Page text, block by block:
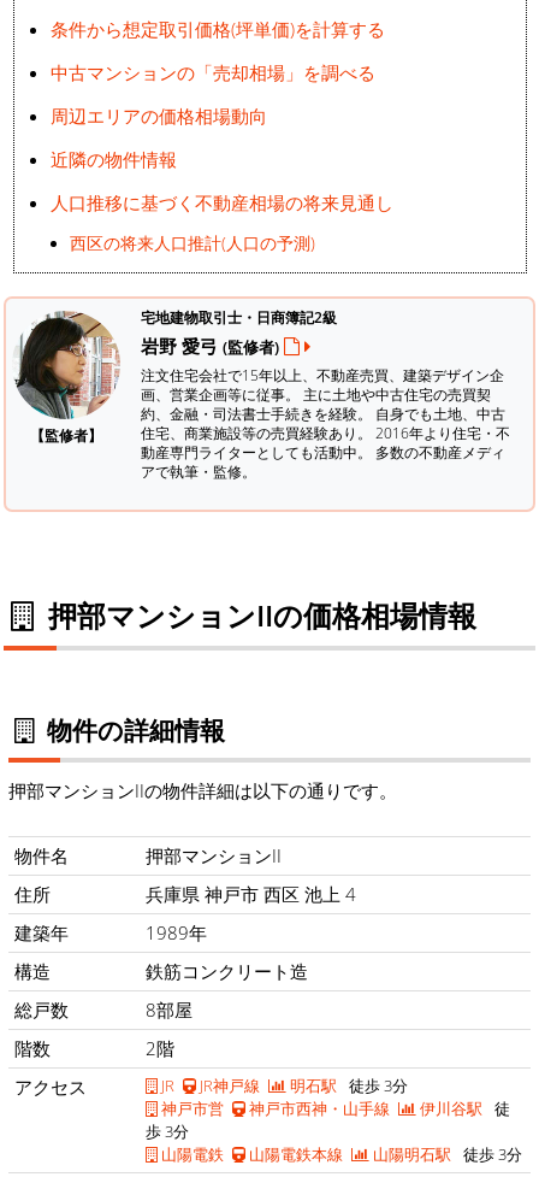
条件から想定取引価格(坪単価)を計算する
中古マンションの「売却相場」を調べる
周辺エリアの価格相場動向
近隣の物件情報
人口推移に基づく不動産相場の将来見通し
西区の将来人口推計(人口の予測)
【監修者】
宅地建物取引士・日商簿記2級
岩野 愛弓 (監修者)
注文住宅会社で15年以上、不動産売買、建築デザイン企
画、営業企画等に従事。 主に土地や中古住宅の売買契
約、金融・司法書士手続きを経験。 自身でも土地、中古
住宅、商業施設等の売買経験あり。 2016年より住宅・不
動産専門ライターとしても活動中。 多数の不動産メディ
アで執筆・監修。
押部マンションIIの価格相場情報
物件の詳細情報
押部マンションIIの物件詳細は以下の通りです。
物件名
押部マンションII
住所
兵庫県 神戸市 西区 池上 4
建築年
1989年
構造
鉄筋コンクリート造
総戸数
8部屋
階数
2階
アクセス
JR JR神戸線 明石駅 徒歩 3分
神戸市営
神戸市西神・山手線 伊川谷駅 徒
歩 3分
山陽電鉄
山陽電鉄本線 山陽明石駅 徒歩 3分